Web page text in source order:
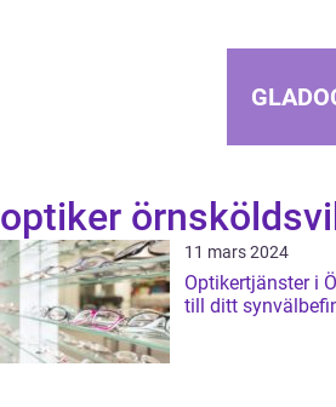
optiker
11 mars 2024
Optikertjänster i
till ditt